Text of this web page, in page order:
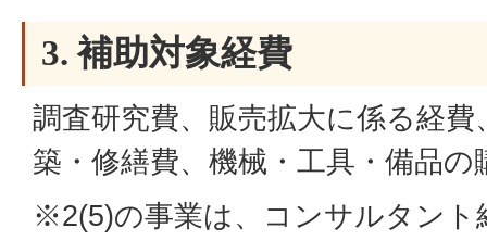
3. 補助対象経費
調査研究費、販売拡大に係る経
築・修繕費、機械・工具・備品の
※2(5)の事業は、コンサルタント